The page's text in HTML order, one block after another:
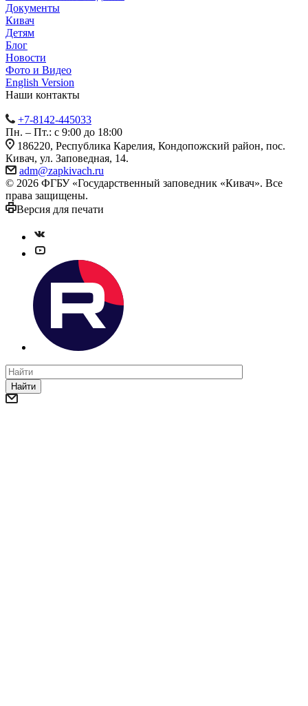
Документы
Кивач
Детям
Блог
Новости
Фото и Видео
English Version
Наши контакты
+7-8142-445033
Пн. – Пт.: с 9:00 до 18:00
186220, Республика Карелия, Кондопожский район, пос.
Кивач, ул. Заповедная, 14.
adm@zapkivach.ru
© 2026 ФГБУ «Государственный заповедник «Кивач». Все
права защищены.
Версия для печати
Найти